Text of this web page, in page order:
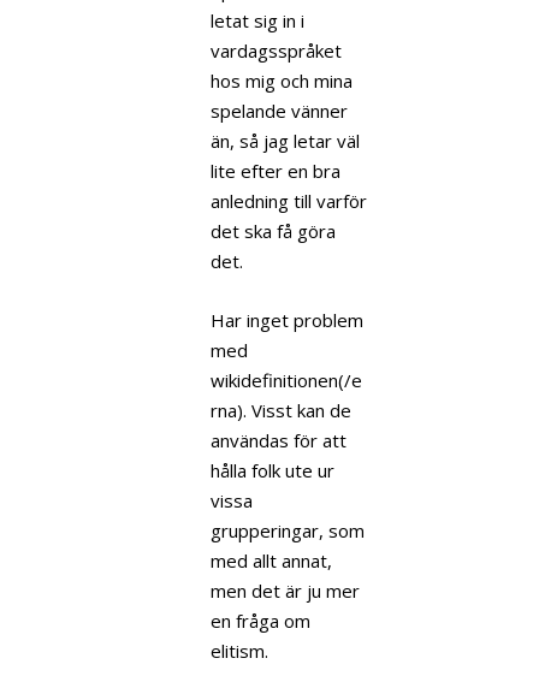
letat sig in i
vardagsspråket
hos mig och mina
spelande vänner
än, så jag letar väl
lite efter en bra
anledning till varför
det ska få göra
det.
Har inget problem
med
wikidefinitionen(/e
rna). Visst kan de
användas för att
hålla folk ute ur
vissa
grupperingar, som
med allt annat,
men det är ju mer
en fråga om
elitism.